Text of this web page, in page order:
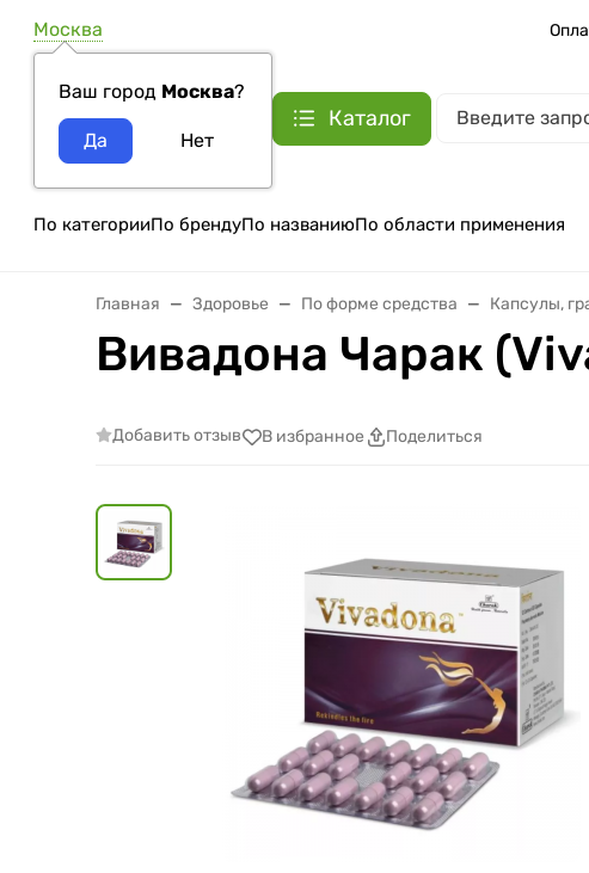
Москва
Ваш город Москва?
Каталог
По категорииПо брендуПо названиюПо области применения
Главная Здоровье По форме средства Капсулы,
Вивадона Чарак
Добавить отзыв В избранное Поделиться